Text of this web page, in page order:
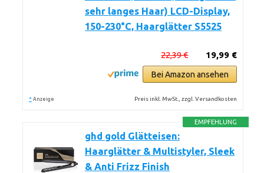
sehr langes Haar) LCD-Display,
150-230°C, Haarglätter S5525
19,99 €
22,39 €
Bei Amazon ansehen
* Anzeige Preis inkl. MwSt., zzgl. Versandkosten
EMPFEHLUNG
ghd gold Glätteisen:
Haarglätter & Multistyler, Sleek
& Anti Frizz Finish